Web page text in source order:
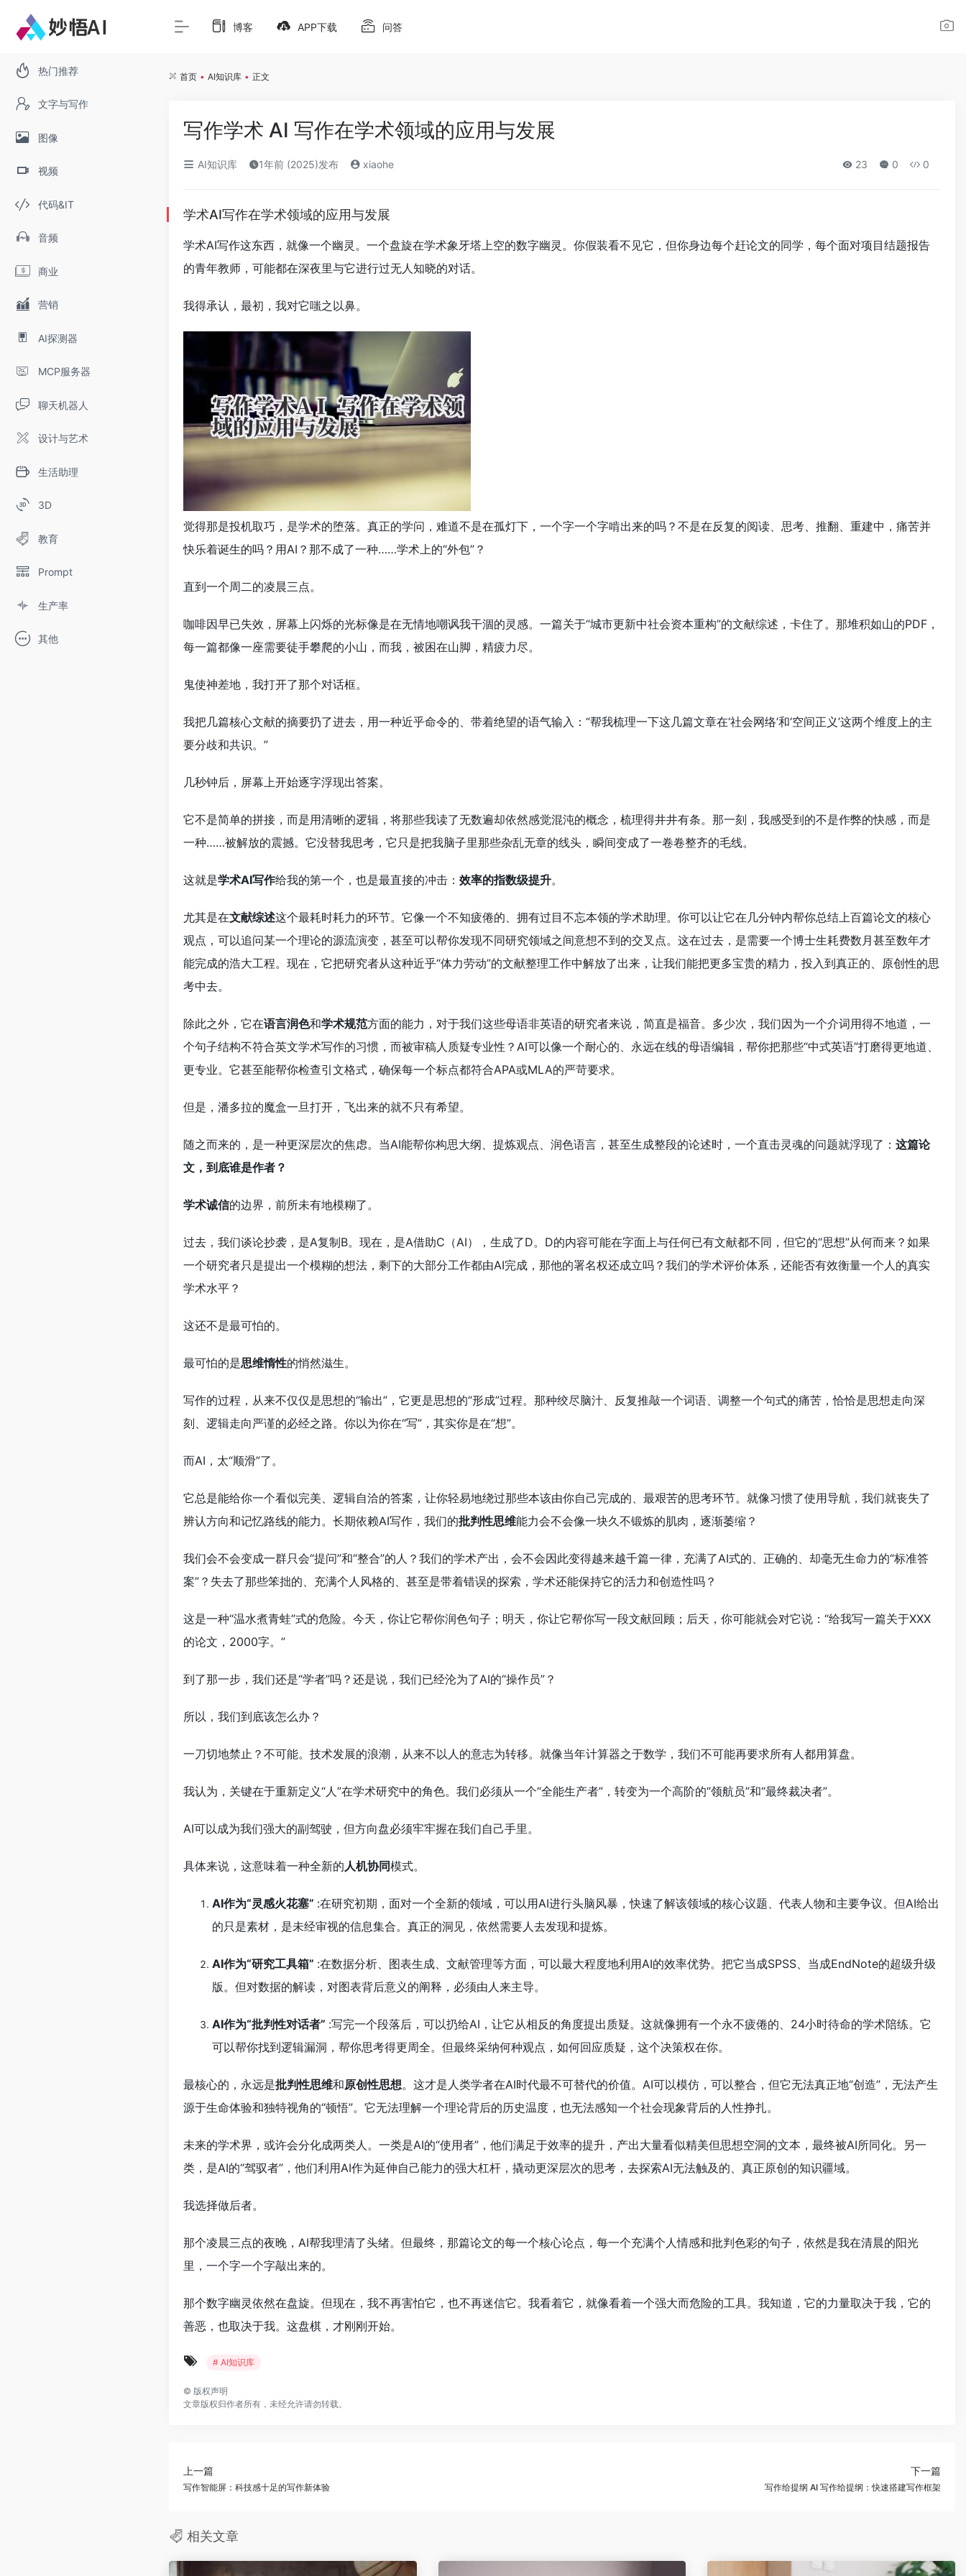
热门推荐
文字与写作
图像
视频
代码&IT
音频
商业
营销
AI探测器
MCP服务器
聊天机器人
设计与艺术
生活助理
3D
教育
Prompt
生产率
其他
博客 APP下载 问答
首页 • AI知识库 • 正文
写作学术 AI 写作在学术领域的应用与发展
AI知识库 1年前 (2025)发布 xiaohe 23 0 0
学术AI写作在学术领域的应用与发展
学术AI写作这东西，就像一个幽灵。一个盘旋在学术象牙塔上空的数字幽灵。你假装看不见它，但你身边每个赶论文的同学，每个面对项目结题报告
的青年教师，可能都在深夜里与它进行过无人知晓的对话。
我得承认，最初，我对它嗤之以鼻。
觉得那是投机取巧，是学术的堕落。真正的学问，难道不是在孤灯下，一个字一个字啃出来的吗？不是在反复的阅读、思考、推翻、重建中，痛苦并
快乐着诞生的吗？用AI？那不成了一种……学术上的“外包”？
直到一个周二的凌晨三点。
咖啡因早已失效，屏幕上闪烁的光标像是在无情地嘲讽我干涸的灵感。一篇关于“城市更新中社会资本重构”的文献综述，卡住了。那堆积如山的PDF，
每一篇都像一座需要徒手攀爬的小山，而我，被困在山脚，精疲力尽。
鬼使神差地，我打开了那个对话框。
我把几篇核心文献的摘要扔了进去，用一种近乎命令的、带着绝望的语气输入：“帮我梳理一下这几篇文章在‘社会网络’和‘空间正义’这两个维度上的主
要分歧和共识。”
几秒钟后，屏幕上开始逐字浮现出答案。
它不是简单的拼接，而是用清晰的逻辑，将那些我读了无数遍却依然感觉混沌的概念，梳理得井井有条。那一刻，我感受到的不是作弊的快感，而是
一种……被解放的震撼。它没替我思考，它只是把我脑子里那些杂乱无章的线头，瞬间变成了一卷卷整齐的毛线。
这就是学术AI写作给我的第一个，也是最直接的冲击： 效率的指数级提升。
尤其是在文献综述这个最耗时耗力的环节。它像一个不知疲倦的、拥有过目不忘本领的学术助理。你可以让它在几分钟内帮你总结上百篇论文的核心
观点，可以追问某一个理论的源流演变，甚至可以帮你发现不同研究领域之间意想不到的交叉点。这在过去，是需要一个博士生耗费数月甚至数年才
能完成的浩大工程。现在，它把研究者从这种近乎“体力劳动”的文献整理工作中解放了出来，让我们能把更多宝贵的精力，投入到真正的、原创性的思
考中去。
除此之外，它在语言润色和学术规范方面的能力，对于我们这些母语非英语的研究者来说，简直是福音。多少次，我们因为一个介词用得不地道，一
个句子结构不符合英文学术写作的习惯，而被审稿人质疑专业性？AI可以像一个耐心的、永远在线的母语编辑，帮你把那些“中式英语”打磨得更地道、
更专业。它甚至能帮你检查引文格式，确保每一个标点都符合APA或MLA的严苛要求。
但是，潘多拉的魔盒一旦打开，飞出来的就不只有希望。
随之而来的，是一种更深层次的焦虑。当AI能帮你构思大纲、提炼观点、润色语言，甚至生成整段的论述时，一个直击灵魂的问题就浮现了： 这篇论
文，到底谁是作者？
学术诚信的边界，前所未有地模糊了。
过去，我们谈论抄袭，是A复制B。现在，是A借助C（AI），生成了D。D的内容可能在字面上与任何已有文献都不同，但它的“思想”从何而来？如果
一个研究者只是提出一个模糊的想法，剩下的大部分工作都由AI完成，那他的署名权还成立吗？我们的学术评价体系，还能否有效衡量一个人的真实
学术水平？
这还不是最可怕的。
最可怕的是思维惰性的悄然滋生。
写作的过程，从来不仅仅是思想的“输出”，它更是思想的“形成”过程。那种绞尽脑汁、反复推敲一个词语、调整一个句式的痛苦，恰恰是思想走向深
刻、逻辑走向严谨的必经之路。你以为你在“写”，其实你是在“想”。
而AI，太“顺滑”了。
它总是能给你一个看似完美、逻辑自洽的答案，让你轻易地绕过那些本该由你自己完成的、最艰苦的思考环节。就像习惯了使用导航，我们就丧失了
辨认方向和记忆路线的能力。长期依赖AI写作，我们的批判性思维能力会不会像一块久不锻炼的肌肉，逐渐萎缩？
我们会不会变成一群只会“提问”和“整合”的人？我们的学术产出，会不会因此变得越来越千篇一律，充满了AI式的、正确的、却毫无生命力的“标准答
案”？失去了那些笨拙的、充满个人风格的、甚至是带着错误的探索，学术还能保持它的活力和创造性吗？
这是一种“温水煮青蛙”式的危险。今天，你让它帮你润色句子；明天，你让它帮你写一段文献回顾；后天，你可能就会对它说：“给我写一篇关于XXX
的论文，2000字。”
到了那一步，我们还是“学者”吗？还是说，我们已经沦为了AI的“操作员”？
所以，我们到底该怎么办？
一刀切地禁止？不可能。技术发展的浪潮，从来不以人的意志为转移。就像当年计算器之于数学，我们不可能再要求所有人都用算盘。
我认为，关键在于重新定义“人”在学术研究中的角色。我们必须从一个“全能生产者”，转变为一个高阶的“领航员”和“最终裁决者”。
AI可以成为我们强大的副驾驶，但方向盘必须牢牢握在我们自己手里。
具体来说，这意味着一种全新的人机协同模式。
AI作为“灵感火花塞” :在研究初期，面对一个全新的领域，可以用AI进行头脑风暴，快速了解该领域的核心议题、代表人物和主要争议。但AI给出
的只是素材，是未经审视的信息集合。真正的洞见，依然需要人去发现和提炼。
AI作为“研究工具箱” :在数据分析、图表生成、文献管理等方面，可以最大程度地利用AI的效率优势。把它当成SPSS、当成EndNote的超级升级
版。但对数据的解读，对图表背后意义的阐释，必须由人来主导。
AI作为“批判性对话者” :写完一个段落后，可以扔给AI，让它从相反的角度提出质疑。这就像拥有一个永不疲倦的、24小时待命的学术陪练。它
可以帮你找到逻辑漏洞，帮你思考得更周全。但最终采纳何种观点，如何回应质疑，这个决策权在你。
最核心的，永远是批判性思维和原创性思想。这才是人类学者在AI时代最不可替代的价值。AI可以模仿，可以整合，但它无法真正地“创造”，无法产生
源于生命体验和独特视角的“顿悟”。它无法理解一个理论背后的历史温度，也无法感知一个社会现象背后的人性挣扎。
未来的学术界，或许会分化成两类人。一类是AI的“使用者”，他们满足于效率的提升，产出大量看似精美但思想空洞的文本，最终被AI所同化。另一
类，是AI的“驾驭者”，他们利用AI作为延伸自己能力的强大杠杆，撬动更深层次的思考，去探索AI无法触及的、真正原创的知识疆域。
我选择做后者。
那个凌晨三点的夜晚，AI帮我理清了头绪。但最终，那篇论文的每一个核心论点，每一个充满个人情感和批判色彩的句子，依然是我在清晨的阳光
里，一个字一个字敲出来的。
那个数字幽灵依然在盘旋。但现在，我不再害怕它，也不再迷信它。我看着它，就像看着一个强大而危险的工具。我知道，它的力量取决于我，它的
善恶，也取决于我。这盘棋，才刚刚开始。
# AI知识库
© 版权声明
文章版权归作者所有，未经允许请勿转载。
上一篇
写作智能屏：科技感十足的写作新体验
下一篇
写作给提纲 AI 写作给提纲：快速搭建写作框架
相关文章